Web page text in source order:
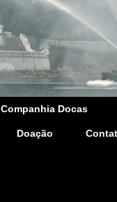
Companhia Docas
Doação